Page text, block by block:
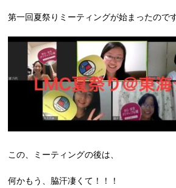
第一回夏祭りミーティングが始まったのです
この、ミーティングの後は、
何かもう、脇汗凄くて！！！